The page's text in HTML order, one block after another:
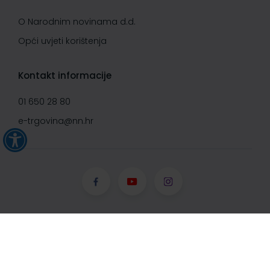
O Narodnim novinama d.d.
Opći uvjeti korištenja
Kontakt informacije
01 650 28 80
e-trgovina@nn.hr